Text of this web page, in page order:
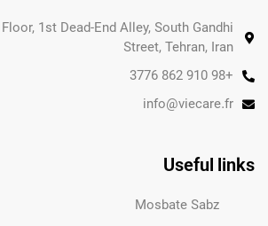
1st Dead-End Alley, South Gandhi
Street, Tehran, Iran
+98 910 862 3776
info@viecare.fr
Useful links
Mosbate Sabz